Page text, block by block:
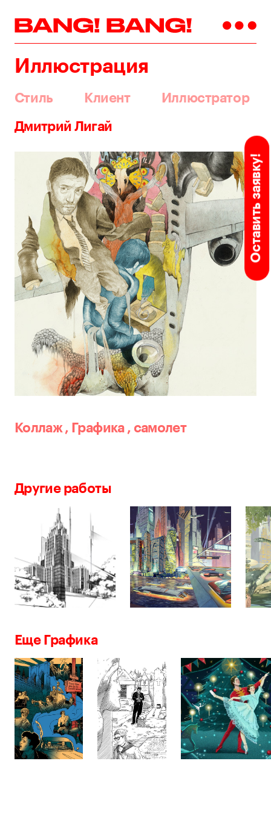
Иллюстрация
Стиль Клиент Иллюстратор
Оставить заявку!
Дмитрий Лигай
Коллаж , Графика , самолет
Другие работы
Еще Графика